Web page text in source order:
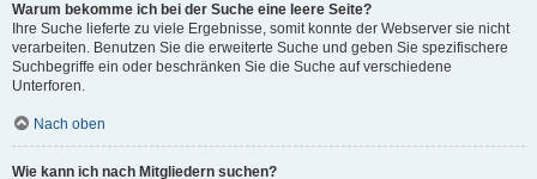
Warum bekomme ich bei der Suche eine leere Seite?
Ihre Suche lieferte zu viele Ergebnisse, somit konnte der Webserver sie nicht
verarbeiten. Benutzen Sie die erweiterte Suche und geben Sie spezifischere
Suchbegriffe ein oder beschränken Sie die Suche auf verschiedene
Unterforen.
Nach oben
Wie kann ich nach Mitgliedern suchen?